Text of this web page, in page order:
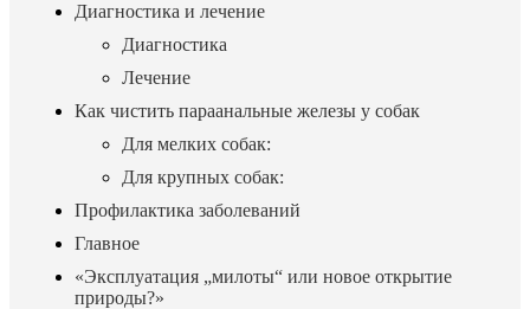
Диагностика и лечение
Диагностика
Лечение
Как чистить параанальные железы у собак
Для мелких собак:
Для крупных собак:
Профилактика заболеваний
Главное
«Эксплуатация „милоты“ или новое открытие
природы?»